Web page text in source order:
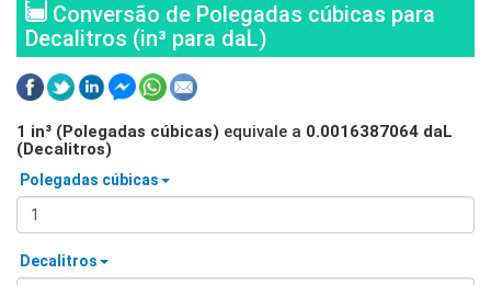
Conversão de Polegadas cúbicas para
Decalitros (in³ para daL)
1 in³ (Polegadas cúbicas) equivale a 0.0016387064 daL
(Decalitros)
Polegadas cúbicas
Decalitros